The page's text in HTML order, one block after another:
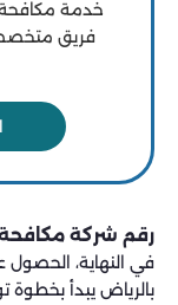
خدمة مكافحة
فريق متخصص
رقم شركة مكافحة
في النهاية،
بالرياض يبدأ بخطوة